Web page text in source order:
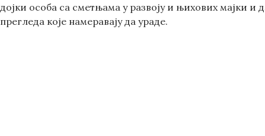
дојки особа са сметњама у развоју и њихових мајки и
прегледа које намеравају да ураде.